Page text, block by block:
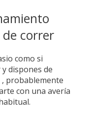
correr
como si
dispones de
, probablemente
con una avería